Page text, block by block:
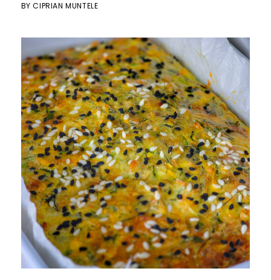
BYCIPRIAN MUNTELE